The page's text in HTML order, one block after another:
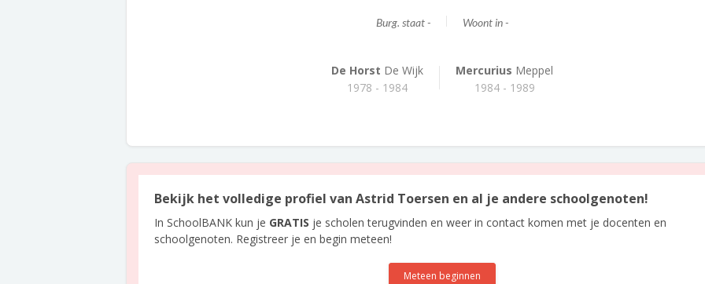
Burg. staat - Woont in -
De Horst De Wijk
1978 - 1984
Mercurius Meppel
1984 - 1989
Bekijk het volledige profiel van Astrid Toersen en al je andere schoolgenoten!
In SchoolBANK kun je GRATIS je scholen terugvinden en weer in contact komen met je docenten en
schoolgenoten. Registreer je en begin meteen!
Meteen beginnen